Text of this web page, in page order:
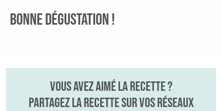
BONNE DÉGUSTATION !
Vous avez aimé la recette ?
Partagez la recette sur vos réseaux